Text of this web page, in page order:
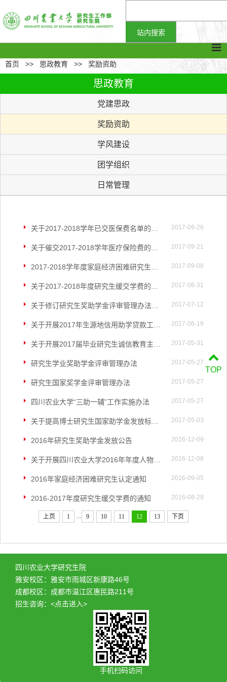
首页 >> 思政教育 >> 奖励资助
思政教育
党建思政
奖励资助
学风建设
团学组织
日常管理
2017-09-26
关于2017-2018学年已交医保费名单的确认通知
2017-09-21
关于催交2017-2018学年医疗保险费的通知
2017-09-08
2017-2018学年度家庭经济困难研究生认定通知
2017-08-31
关于2017-2018年度研究生缓交学费的通知
2017-07-12
关于修订研究生奖助学金评审管理办法的通知
2017-06-19
关于开展2017年生源地信用助学贷款工作的通知
2017-05-31
关于开展2017届毕业研究生诚信教育主题活动及毕业研究生校园地信用助学贷款还款协议签订的通知
2017-05-27
研究生学业奖助学金评审管理办法
2017-05-27
研究生国家奖学金评审管理办法
2017-05-27
四川农业大学“三助一辅”工作实施办法
2017-05-03
关于提高博士研究生国家助学金发放标准的说明
2016-12-09
2016年研究生奖助学金发放公告
2016-12-08
关于开展四川农业大学2016年年度人物评选的通知
2016-09-05
2016年家庭经济困难研究生认定通知
2016-08-29
2016-2017年度研究生缓交学费的通知
上页 1 9 10 11 12 13 下页
四川农业大学研究生院
雅安校区：雅安市雨城区新康路46号
成都校区：成都市温江区惠民路211号
招生咨询： <点击进入>
手机扫码访问
TOP